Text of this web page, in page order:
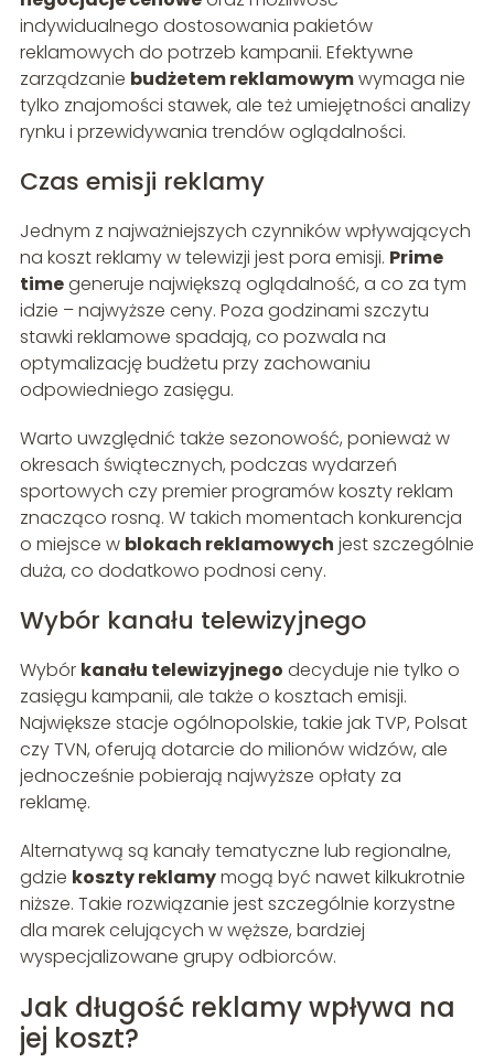
indywidualnego dostosowania pakietów
reklamowych do potrzeb kampanii. Efektywne
zarządzanie budżetem reklamowymwymaga nie
tylko znajomości stawek, ale też umiejętności analizy
rynku i przewidywania trendów oglądalności.
Czas emisji reklamy
Jednym z najważniejszych czynników wpływających
na koszt reklamy w telewizji jest pora emisji. Prime
timegeneruje największą oglądalność, a co za tym
idzie – najwyższe ceny. Poza godzinami szczytu
stawki reklamowe spadają, co pozwala na
optymalizację budżetu przy zachowaniu
odpowiedniego zasięgu.
Warto uwzględnić także sezonowość, ponieważ w
okresach świątecznych, podczas wydarzeń
sportowych czy premier programów koszty reklam
znacząco rosną. W takich momentach konkurencja
o miejsce w blokach reklamowych jest szczególnie
duża, co dodatkowo podnosi ceny.
Wybór kanału telewizyjnego
Wybór kanału telewizyjnego decyduje nie tylko o
zasięgu kampanii, ale także o kosztach emisji.
Największe stacje ogólnopolskie, takie jak TVP, Polsat
czy TVN, oferują dotarcie do milionów widzów, ale
jednocześnie pobierają najwyższe opłaty za
reklamę.
Alternatywą są kanały tematyczne lub regionalne,
gdzie koszty reklamymogą być nawet kilkukrotnie
niższe. Takie rozwiązanie jest szczególnie korzystne
dla marek celujących w węższe, bardziej
wyspecjalizowane grupy odbiorców.
Jak długość reklamy wpływa na
jej koszt?